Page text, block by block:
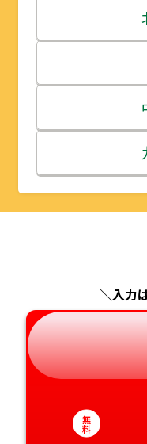
＼入力
無
料